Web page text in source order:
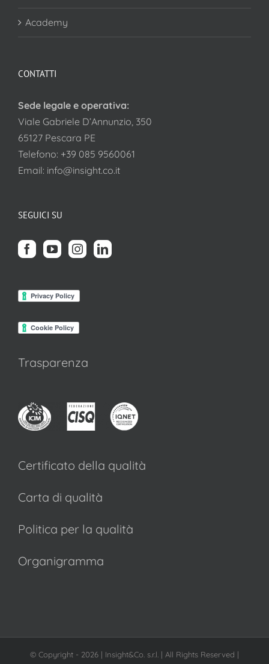
Academy
CONTATTI
Sede legale e operativa:
Viale Gabriele D’Annunzio, 350
65127 Pescara PE
Telefono: +39 085 9560061
Email: info@insight.co.it
SEGUICI SU
Trasparenza
Certificato della qualità
Carta di qualità
Politica per la qualità
Organigramma
© Copyright - 2026 | Insight&Co. s.r.l. | All Rights Reserved |